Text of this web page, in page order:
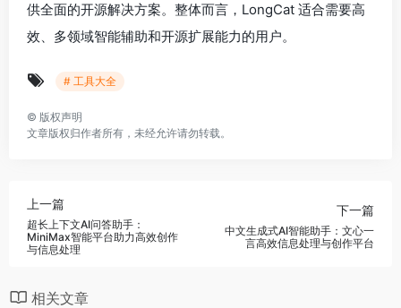
供全面的开源解决方案。整体而言，LongCat 适合需要高
效、多领域智能辅助和开源扩展能力的用户。
# 工具大全
© 版权声明
文章版权归作者所有，未经允许请勿转载。
上一篇
超长上下文AI问答助手：
MiniMax智能平台助力高效创作
与信息处理
下一篇
中文生成式AI智能助手：文心一
言高效信息处理与创作平台
相关文章